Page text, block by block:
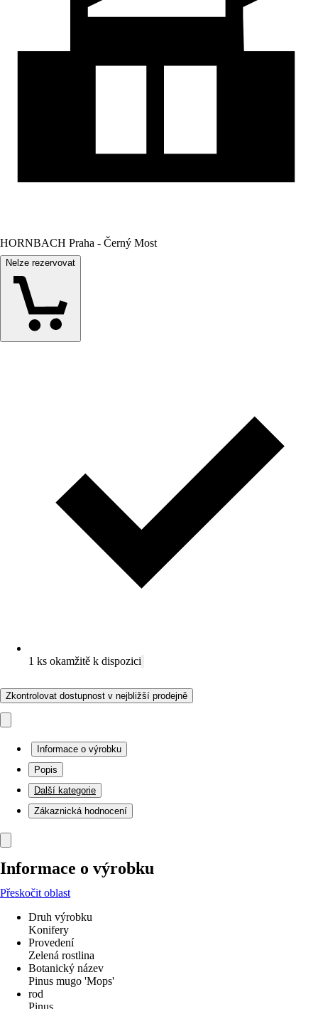
HORNBACH Praha - Černý Most
Nelze rezervovat
1 ks okamžitě k dispozici
Zkontrolovat dostupnost v nejbližší prodejně
Informace o výrobku
Popis
Další kategorie
Zákaznická hodnocení
Informace o výrobku
Přeskočit oblast
Druh výrobku
Konifery
Provedení
Zelená rostlina
Botanický název
Pinus mugo 'Mops'
rod
Pinus